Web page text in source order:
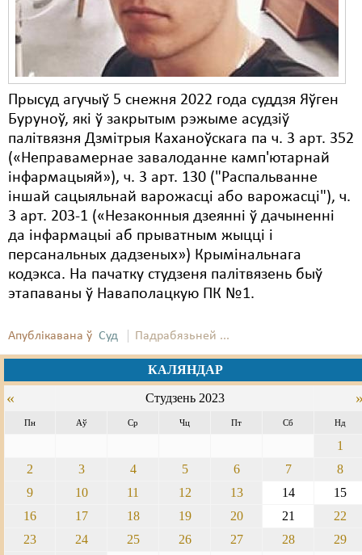
Прысуд агучыў 5 снежня 2022 года суддзя Яўген
Буруноў, які ў закрытым рэжыме асудзіў
палітвязня Дзмітрыя Каханоўскага па ч. 3 арт. 352
(«Неправамернае завалоданне камп'ютарнай
інфармацыяй»), ч. 3 арт. 130 ("Распальванне
іншай сацыяльнай варожасці або варожасці"), ч.
3 арт. 203-1 («Незаконныя дзеянні ў дачыненні
да інфармацыі аб прыватным жыцці і
персанальных дадзеных») Крымінальнага
кодэкса. На пачатку студзеня палітвязень быў
этапаваны ў Наваполацкую ПК №1.
Апублікавана ў Суд Падрабязьней ...
КАЛЯНДАР
« Студзень 2023
Пн Аў Ср Чц Пт Сб Нд
1
2
3 4 5 6 7
8
9
10 11 12 13 14
15
16
17 18 19 20 21
22
23
24 25 26 27 28
29